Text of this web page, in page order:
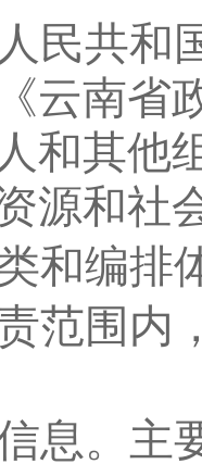
民共和
云南
和其他
源和
和编排
范围内
息。 主